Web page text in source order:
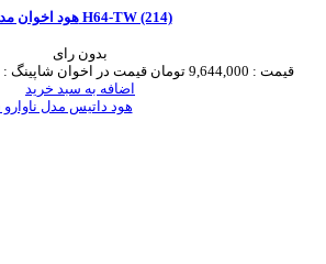
هود اخوان مدل H64-TW (214)
بدون رای
قیمت : 9,644,000 تومان قیمت در اخوان شاپینگ :
اضافه به سبد خرید